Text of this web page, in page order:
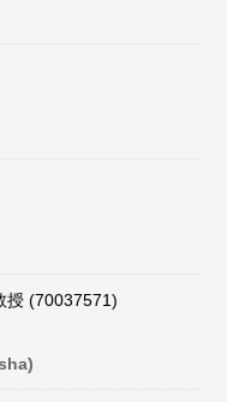
授 (70037571)